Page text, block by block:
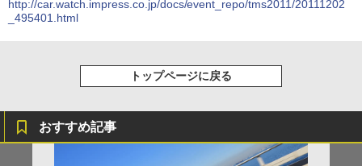
http://car.watch.impress.co.jp/docs/event_repo/tms2011/20111202
_495401.html
トップページに戻る
おすすめ記事